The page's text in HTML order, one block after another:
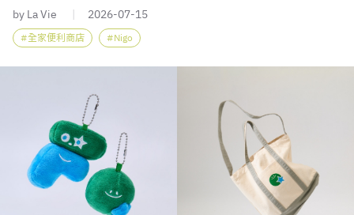
by La Vie 2026-07-15
全家便利商店 Nigo